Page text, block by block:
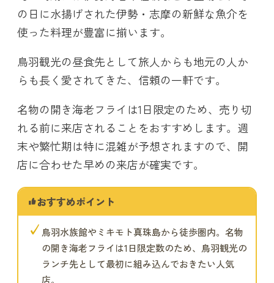
の日に水揚げされた伊勢・志摩の新鮮な魚介を
使った料理が豊富に揃います。
鳥羽観光の昼食先として旅人からも地元の人か
らも長く愛されてきた、信頼の一軒です。
名物の開き海老フライは1日限定のため、売り切
れる前に来店されることをおすすめします。週
末や繁忙期は特に混雑が予想されますので、開
店に合わせた早めの来店が確実です。
おすすめポイント
✓ 鳥羽水族館やミキモト真珠島から徒歩圏内。名物
の開き海老フライは1日限定数のため、鳥羽観光の
ランチ先として最初に組み込んでおきたい人気
店。